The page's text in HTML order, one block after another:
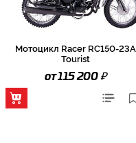
Мотоцикл Racer RC150-23A
Tourist
от 115 200₽